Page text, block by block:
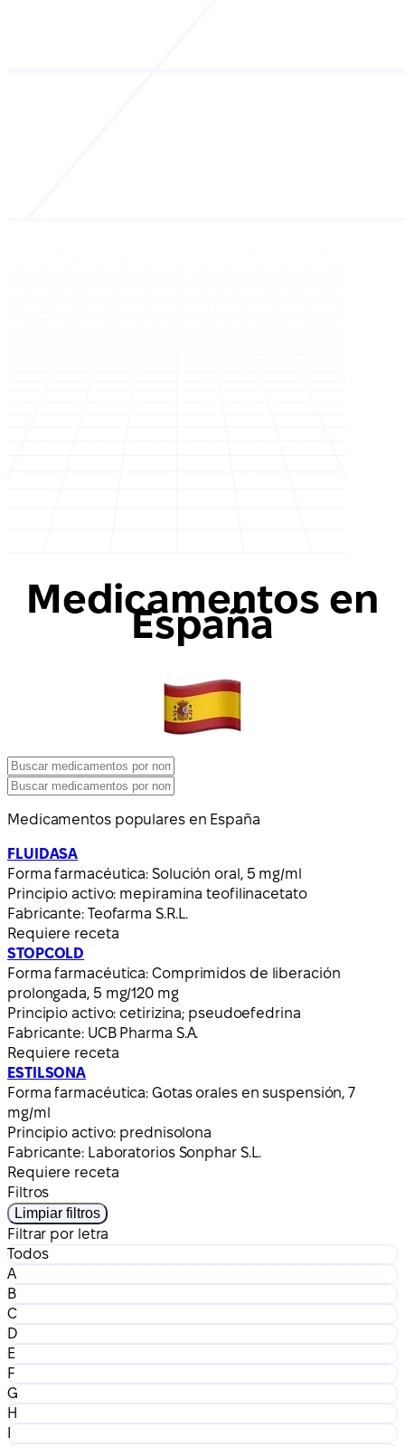
Medicamentos en
España
Medicamentos populares en España
FLUIDASA
Forma farmacéutica: Solución oral, 5 mg/ml
Principio activo: mepiramina teofilinacetato
Fabricante: Teofarma S.R.L.
Requiere receta
STOPCOLD
Forma farmacéutica: Comprimidos de liberación
prolongada, 5 mg/120 mg
Principio activo: cetirizina; pseudoefedrina
Fabricante: UCB Pharma S.A.
Requiere receta
ESTILSONA
Forma farmacéutica: Gotas orales en suspensión, 7
mg/ml
Principio activo: prednisolona
Fabricante: Laboratorios Sonphar S.L.
Requiere receta
Filtros
Limpiar filtros
Filtrar por letra
Todos
A
B
C
D
E
F
G
H
I